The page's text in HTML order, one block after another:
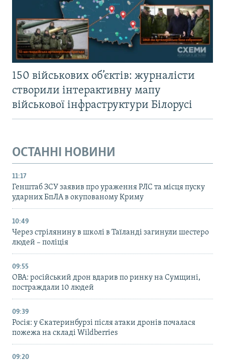
150 військових об’єктів: журналісти
створили інтерактивну мапу
військової інфраструктури Білорусі
ОСТАННІ НОВИНИ
11:17
Генштаб ЗСУ заявив про ураження РЛС та місця пуску
ударних БпЛА в окупованому Криму
10:49
Через стрілянину в школі в Таїланді загинули шестеро
людей – поліція
09:55
ОВА: російський дрон вдарив по ринку на Сумщині,
постраждали 10 людей
09:39
Росія: у Єкатеринбурзі після атаки дронів почалася
пожежа на складі Wildberries
09:20